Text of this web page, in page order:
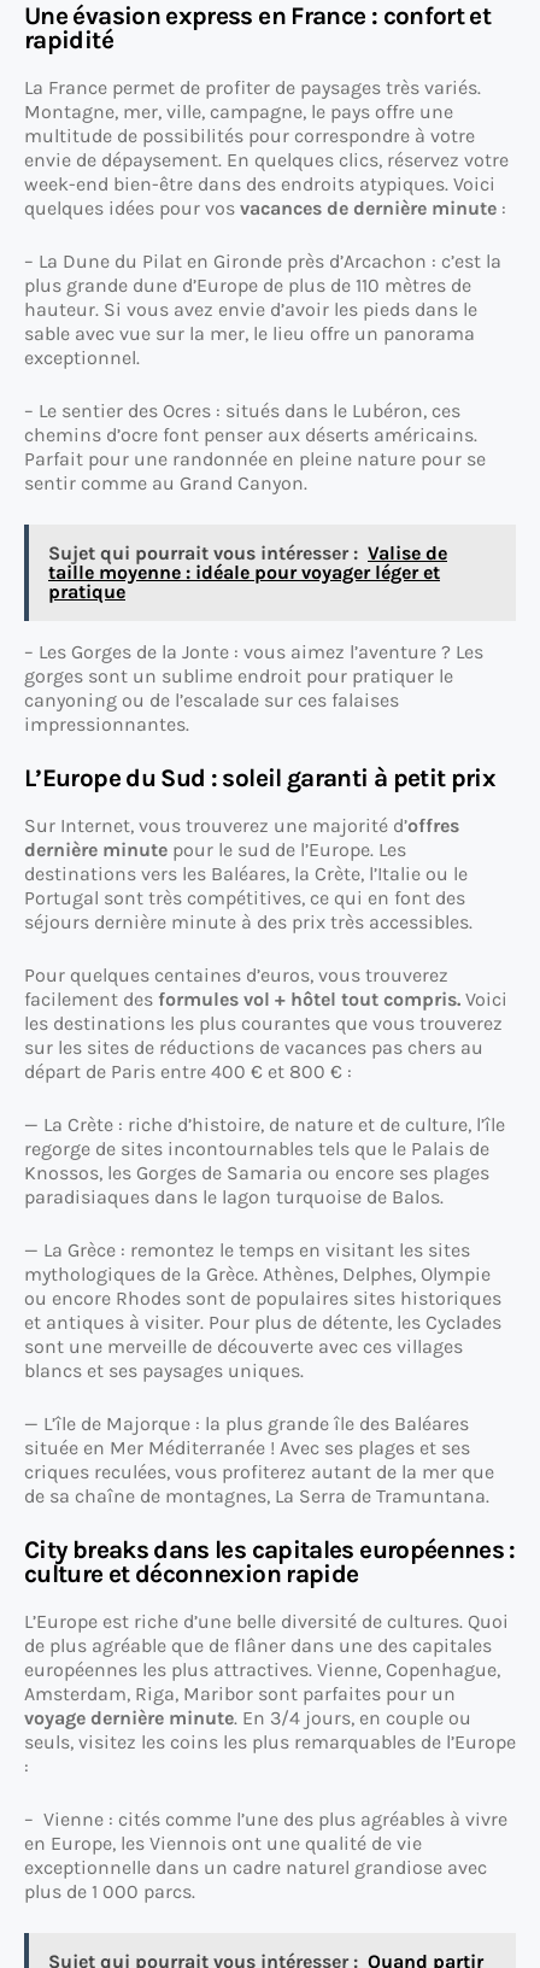
Une évasion express en France : confort et
rapidité
La France permet de profiter de paysages très variés.
Montagne, mer, ville, campagne, le pays offre une
multitude de possibilités pour correspondre à votre
envie de dépaysement. En quelques clics, réservez votre
week-end bien-être dans des endroits atypiques. Voici
quelques idées pour vos vacances de dernière minute :
– La Dune du Pilat en Gironde près d’Arcachon : c’est la
plus grande dune d’Europe de plus de 110 mètres de
hauteur. Si vous avez envie d’avoir les pieds dans le
sable avec vue sur la mer, le lieu offre un panorama
exceptionnel.
– Le sentier des Ocres : situés dans le Lubéron, ces
chemins d’ocre font penser aux déserts américains.
Parfait pour une randonnée en pleine nature pour se
sentir comme au Grand Canyon.
Sujet qui pourrait vous intéresser : Valise de
taille moyenne : idéale pour voyager léger et
pratique
– Les Gorges de la Jonte : vous aimez l’aventure ? Les
gorges sont un sublime endroit pour pratiquer le
canyoning ou de l’escalade sur ces falaises
impressionnantes.
L’Europe du Sud : soleil garanti à petit prix
Sur Internet, vous trouverez une majorité d’offres
dernière minute pour le sud de l’Europe. Les
destinations vers les Baléares, la Crète, l’Italie ou le
Portugal sont très compétitives, ce qui en font des
séjours dernière minute à des prix très accessibles.
Pour quelques centaines d’euros, vous trouverez
facilement des formules vol + hôtel tout compris. Voici
les destinations les plus courantes que vous trouverez
sur les sites de réductions de vacances pas chers au
départ de Paris entre 400 € et 800 € :
— La Crète : riche d’histoire, de nature et de culture, l’île
regorge de sites incontournables tels que le Palais de
Knossos, les Gorges de Samaria ou encore ses plages
paradisiaques dans le lagon turquoise de Balos.
— La Grèce : remontez le temps en visitant les sites
mythologiques de la Grèce. Athènes, Delphes, Olympie
ou encore Rhodes sont de populaires sites historiques
et antiques à visiter. Pour plus de détente, les Cyclades
sont une merveille de découverte avec ces villages
blancs et ses paysages uniques.
— L’île de Majorque : la plus grande île des Baléares
située en Mer Méditerranée ! Avec ses plages et ses
criques reculées, vous profiterez autant de la mer que
de sa chaîne de montagnes, La Serra de Tramuntana.
City breaks dans les capitales européennes :
culture et déconnexion rapide
L’Europe est riche d’une belle diversité de cultures. Quoi
de plus agréable que de flâner dans une des capitales
européennes les plus attractives. Vienne, Copenhague,
Amsterdam, Riga, Maribor sont parfaites pour un
voyage dernière minute. En 3/4 jours, en couple ou
seuls, visitez les coins les plus remarquables de l’Europe
:
– Vienne : cités comme l’une des plus agréables à vivre
en Europe, les Viennois ont une qualité de vie
exceptionnelle dans un cadre naturel grandiose avec
plus de 1 000 parcs.
Sujet qui pourrait vous intéresser : Quand partir